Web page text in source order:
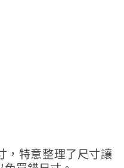
，特意整理了尺寸讓